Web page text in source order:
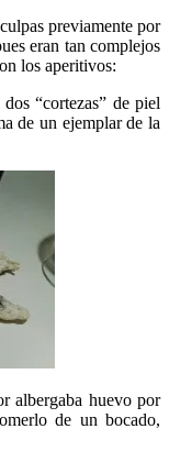
previamente por
eran tan complejos
los aperitivos:
dos “cortezas” de piel
de un ejemplar de la
albergaba huevo por
de un bocado,